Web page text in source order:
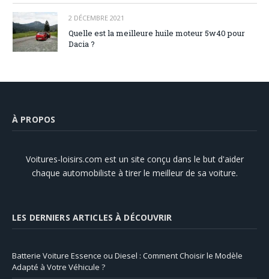
2 DÉCEMBRE 2021
Quelle est la meilleure huile moteur 5w40 pour
Dacia ?
À PROPOS
Voitures-loisirs.com est un site conçu dans le but d'aider
chaque automobiliste à tirer le meilleur de sa voiture.
LES DERNIERS ARTICLES À DÉCOUVRIR
Batterie Voiture Essence ou Diesel : Comment Choisir le Modèle
Adapté à Votre Véhicule ?